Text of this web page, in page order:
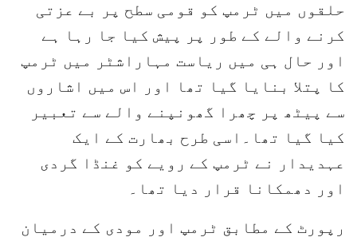
حلقوں میں ٹرمپ کو قومی سطح پر بے عزتی
کرنے والے کے طور پر پیش کیا جا رہا ہے
اور حال ہی میں ریاست مہاراشٹر میں ٹرمپ
کا پتلا بنایا گیا تھا اور اس میں اشاروں
سے پیٹھ پر چھرا گھونپنے والے سے تعبیر
کیا گیا تھا۔اسی طرح بھارت کے ایک
عہدیدار نے ٹرمپ کے رویے کو غنڈا گردی
اور دھمکانا قرار دیا تھا۔
رپورٹ کے مطابق ٹرمپ اور مودی کے درمیان